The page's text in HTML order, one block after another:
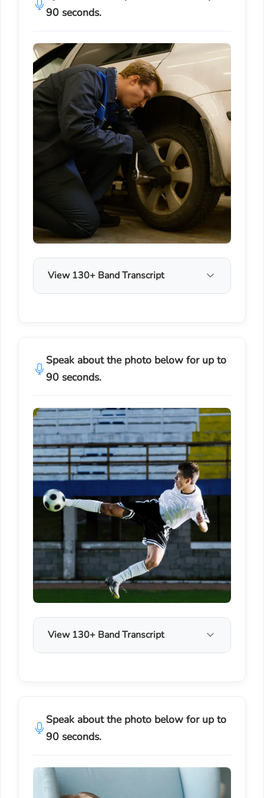
90 seconds.
View 130+ Band Transcript
Speak about the photo below for up to
90 seconds.
View 130+ Band Transcript
Speak about the photo below for up to
90 seconds.